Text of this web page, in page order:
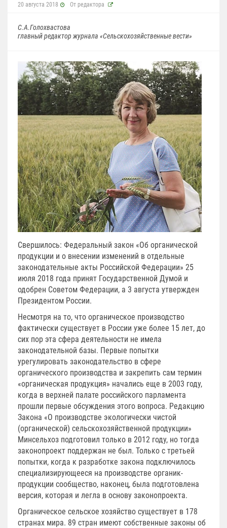
20 августа 2018 От редактора
С.А.Голохвастова
главный редактор журнала «Сельскохозяйственные вести»
Свершилось: Федеральный закон «Об органической
продукции и о внесении изменений в отдельные
законодательные акты Российской Федерации» 25
июля 2018 года принят Государственной Думой и
одобрен Советом Федерации, а 3 августа утвержден
Президентом России.
Несмотря на то, что органическое производство
фактически существует в России уже более 15 лет, до
сих пор эта сфера деятельности не имела
законодательной базы. Первые попытки
урегулировать законодательство в сфере
органического производства и закрепить сам термин
«органическая продукция» начались еще в 2003 году,
когда в верхней палате российского парламента
прошли первые обсуждения этого вопроса. Редакцию
Закона «О производстве экологически чистой
(органической) сельскохозяйственной продукции»
Минсельхоз подготовил только в 2012 году, но тогда
законопроект поддержан не был. Только с третьей
попытки, когда к разработке закона подключилось
специализирующееся на производстве органик-
продукции сообщество, наконец, была подготовлена
версия, которая и легла в основу законопроекта.
Органическое сельское хозяйство существует в 178
странах мира. 89 стран имеют собственные законы об